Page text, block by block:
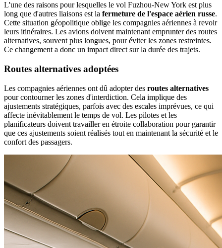
L'une des raisons pour lesquelles le vol Fuzhou-New York est plus
long que d'autres liaisons est la fermeture de l'espace aérien russe.
Cette situation géopolitique oblige les compagnies aériennes à revoir
leurs itinéraires. Les avions doivent maintenant emprunter des routes
alternatives, souvent plus longues, pour éviter les zones restreintes.
Ce changement a donc un impact direct sur la durée des trajets.
Routes alternatives adoptées
Les compagnies aériennes ont dû adopter des routes alternatives
pour contourner les zones d'interdiction. Cela implique des
ajustements stratégiques, parfois avec des escales imprévues, ce qui
affecte inévitablement le temps de vol. Les pilotes et les
planificateurs doivent travailler en étroite collaboration pour garantir
que ces ajustements soient réalisés tout en maintenant la sécurité et le
confort des passagers.